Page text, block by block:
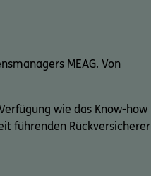
MEAG. Von
wie das Know-how
führenden Rückversicherer